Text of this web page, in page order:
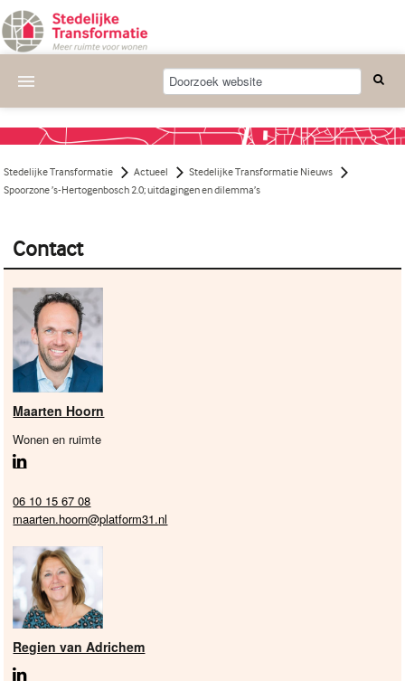
Deelnemende projecten
Bijeenkomsten
Publicaties
Nieuwsbrief
Over ons
Stedelijke Transformatie Actueel
Stedelijke Transformatie Nieuws
Spoorzone ’s-Hertogenbosch 2.0; uitdagingen en dilemma’s
Contact
Maarten Hoorn
Wonen en ruimte
06 10 15 67 08
maarten.hoorn@platform31.nl
Regien van Adrichem